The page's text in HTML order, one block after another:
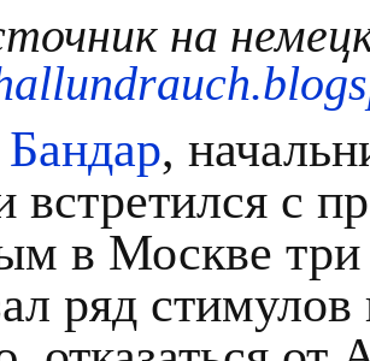
на
,
встретился с
в Москве три
ряд